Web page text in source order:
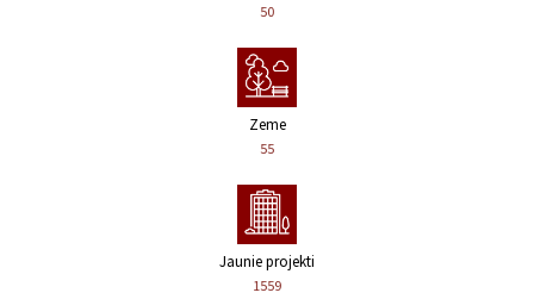
50
Zeme
55
Jaunie projekti
1559